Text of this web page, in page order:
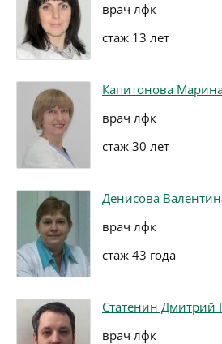
врач лфк
стаж 13 лет
Капитонова
врач лфк
стаж 30 лет
Денисова
врач лфк
стаж 43 года
Статенин
врач лфк